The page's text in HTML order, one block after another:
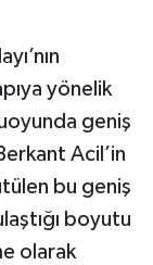
yönelik
geniş
Acil’in
bu geniş
boyutu
olarak